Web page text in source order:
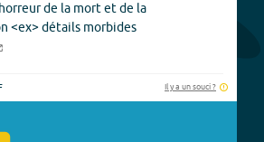
de la mort et de la
<ex> détails morbides
Il y a un souci ?